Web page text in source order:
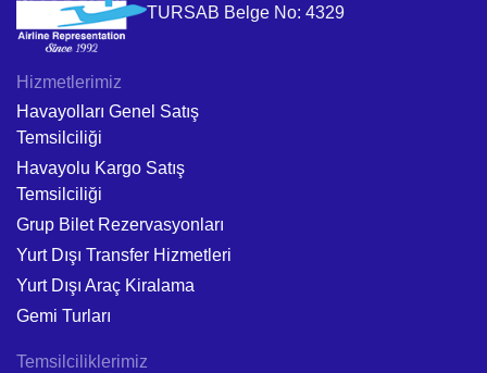
TURSAB Belge No: 4329
Hizmetlerimiz
Havayolları Genel Satış
Temsilciliği
Havayolu Kargo Satış
Temsilciliği
Grup Bilet Rezervasyonları
Yurt Dışı Transfer Hizmetleri
Yurt Dışı Araç Kiralama
Gemi Turları
Temsilciliklerimiz